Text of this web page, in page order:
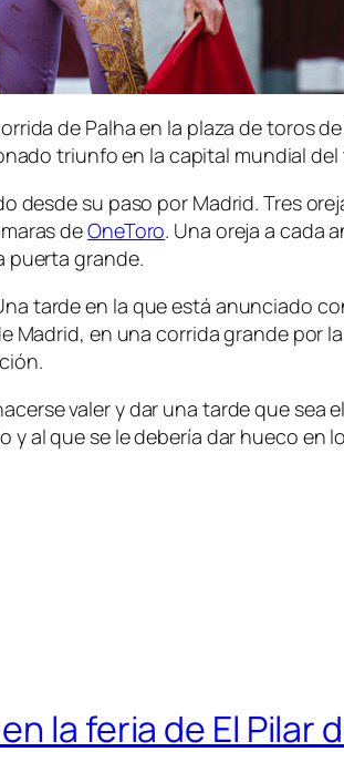
de Palha en la plaza de toros
triunfo en la capital mundial del
su paso por Madrid. Tres
deOneToro. Una oreja a cada
puerta grande.
tarde en la que está anunciado
en una corrida grande por la
valer y dar una tarde que
al que se le debería dar hueco en
la feria de El Pilar